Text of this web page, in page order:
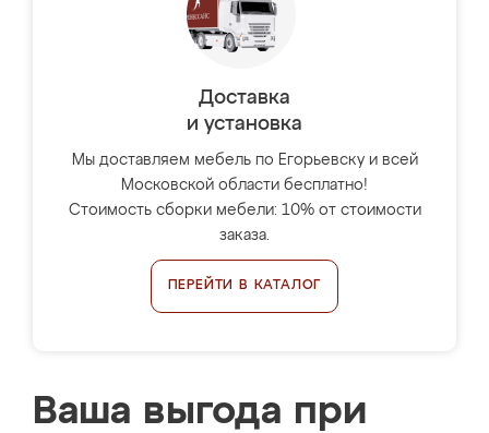
Доставка
и установка
Мы доставляем мебель по Егорьевску и всей
Московской области бесплатно!
Стоимость сборки мебели: 10% от стоимости
заказа.
ПЕРЕЙТИ В КАТАЛОГ
Ваша выгода при